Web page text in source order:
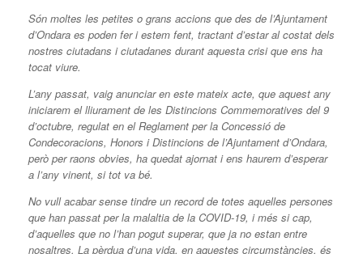
Són moltes les petites o grans accions que des de l’Ajuntament
d’Ondara es poden fer i estem fent, tractant d’estar al costat dels
nostres ciutadans i ciutadanes durant aquesta crisi que ens ha
tocat viure.
L’any passat, vaig anunciar en este mateix acte, que aquest any
iniciarem el lliurament de les Distincions Commemoratives del 9
d’octubre, regulat en el Reglament per la Concessió de
Condecoracions, Honors i Distincions de l’Ajuntament d’Ondara,
però per raons obvies, ha quedat ajornat i ens haurem d’esperar
a l’any vinent, si tot va bé.
No vull acabar sense tindre un record de totes aquelles persones
que han passat per la malaltia de la COVID-19, i més si cap,
d’aquelles que no l’han pogut superar, que ja no estan entre
nosaltres. La pèrdua d’una vida, en aquestes circumstàncies, és